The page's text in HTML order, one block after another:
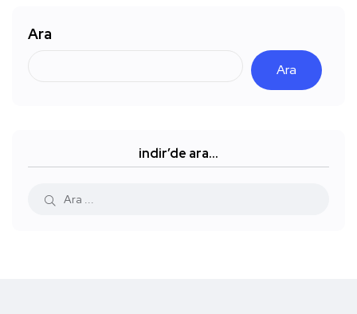
Ara
Ara
indir’de ara…